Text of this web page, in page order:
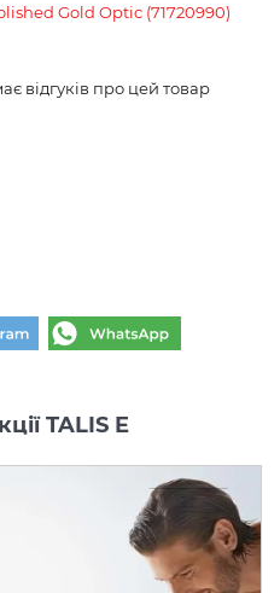
Gold Optic (71720990)
відгуків про цей товар
TALIS E